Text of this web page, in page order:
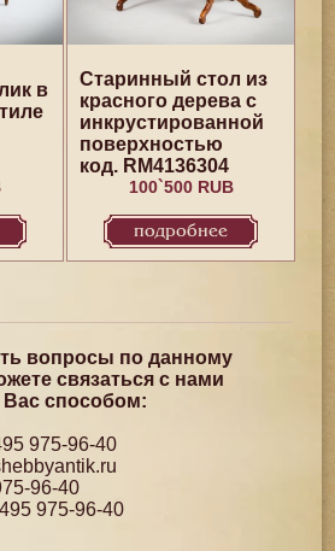
в
Старинный стол из
красного дерева с
инкрустированной
поверхностью
код. RM4136304
100`500 RUB
подробнее
вопросы по данному
связаться с нами
способом:
975-96-40
96-40
975-96-40